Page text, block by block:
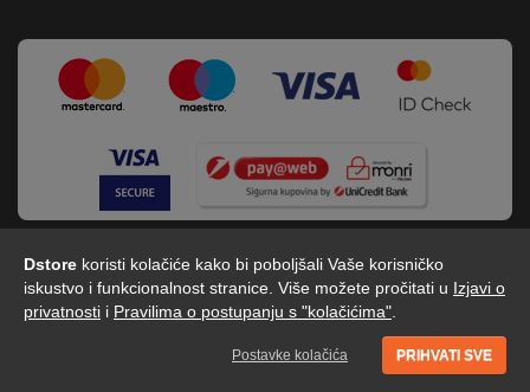
Dstore koristi kolačiće kako bi poboljšali Vaše korisničko
iskustvo i funkcionalnost stranice. Više možete pročitati u Izjavi o
privatnosti i Pravilima o postupanju s "kolačićima"
Postavke kolačića PRIHVATI SVE
Dstore - Centar tehnike © 2026 by Digitalis d.o.o